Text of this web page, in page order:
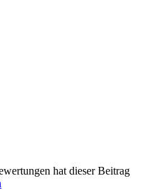
hat dieser Beitrag